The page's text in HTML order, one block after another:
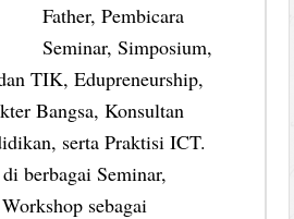
Father, Pembicara
Seminar, Simposium,
TIK, Edupreneurship,
Bangsa, Konsultan
serta Praktisi ICT.
berbagai Seminar,
sebagai